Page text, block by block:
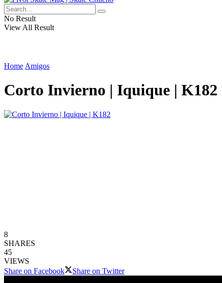
No Result
View All Result
Home Amigos
Corto Invierno | Iquique | K182
8
SHARES
45
VIEWS
Share on Facebook
Share on Twitter